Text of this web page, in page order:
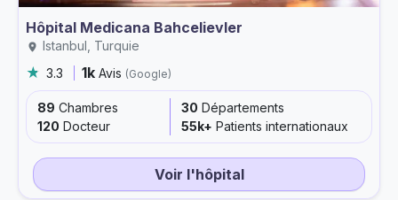
Hôpital Medicana Bahcelievler
Istanbul, Turquie
3.3
1kAvis (Google)
89 Chambres 30 Départements
120 Docteur 55k+ Patients internationaux
Voir l'hôpital